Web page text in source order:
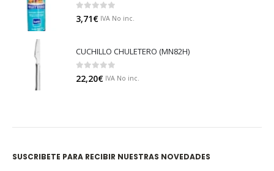
0out of 5
3,71€ IVA No inc.
CUCHILLO CHULETERO (MN82H)
0out of 5
22,20€ IVA No inc.
SUSCRIBETE PARA RECIBIR NUESTRAS NOVEDADES